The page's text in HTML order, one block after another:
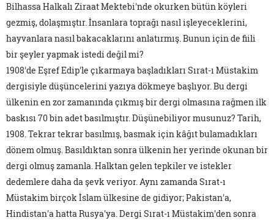
Bilhassa Halkalı Ziraat Mektebi'nde okurken bütün köyleri
gezmiş, dolaşmıştır. İnsanlara toprağı nasıl işleyeceklerini,
hayvanlara nasıl bakacaklarını anlatırmış. Bunun için de fiili
bir şeyler yapmak istedi değil mi?
1908'de Eşref Edip'le çıkarmaya başladıkları Sırat-ı Müstakim
dergisiyle düşüncelerini yazıya dökmeye başlıyor. Bu dergi
ülkenin en zor zamanında çıkmış bir dergi olmasına rağmen ilk
baskısı 70 bin adet basılmıştır. Düşünebiliyor musunuz? Tarih,
1908. Tekrar tekrar basılmış, basmak için kâğıt bulamadıkları
dönem olmuş. Basıldıktan sonra ülkenin her yerinde okunan bir
dergi olmuş zamanla. Halktan gelen tepkiler ve istekler
dedemlere daha da şevk veriyor. Aynı zamanda Sırat-ı
Müstakim birçok İslam ülkesine de gidiyor; Pakistan'a,
Hindistan'a hatta Rusya'ya. Dergi Sırat-ı Müstakim'den sonra